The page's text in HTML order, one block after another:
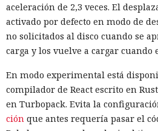
aceleración de 2,3 veces. El
activado por defecto en modo de
no solicitados al disco cuando se
carga y los vuelve a cargar cuando
En modo experimental está
compilador de React escrito en
en Turbopack. Evita la
ción que antes requería pasar el